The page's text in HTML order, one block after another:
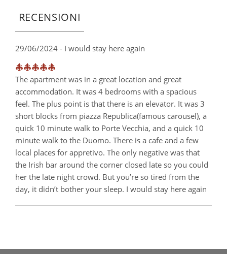
RECENSIONI
29/06/2024 - I would stay here again
The apartment was in a great location and great
accommodation. It was 4 bedrooms with a spacious
feel. The plus point is that there is an elevator. It was 3
short blocks from piazza Republica(famous carousel), a
quick 10 minute walk to Porte Vecchia, and a quick 10
minute walk to the Duomo. There is a cafe and a few
local places for appretivo. The only negative was that
the Irish bar around the corner closed late so you could
her the late night crowd. But you’re so tired from the
day, it didn’t bother your sleep. I would stay here again